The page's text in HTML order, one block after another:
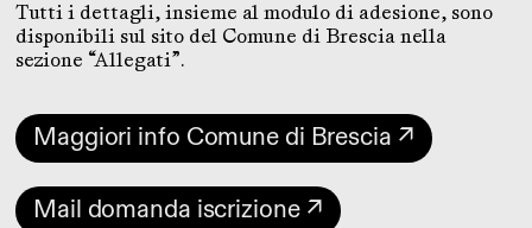
Tutti i dettagli, insieme al modulo di adesione, sono
disponibili sul sito del Comune di Brescia nella
sezione “Allegati”.
Maggiori info Comune di Brescia ↗
Mail domanda iscrizione ↗